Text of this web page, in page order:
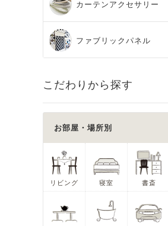
カーテンアクセサリー
ファブリックパネル
こだわりから探す
お部屋・場所別
リビング 寝室 書斎